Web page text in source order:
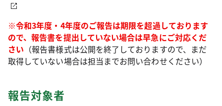
※令和3年度・4年度のご報告は期限を超過しております
ので、報告書を提出していない場合は早急にご対応くだ
さい （報告書様式は公開を終了しておりますので、まだ
取得していない場合は担当までお問い合わせください）
報告対象者